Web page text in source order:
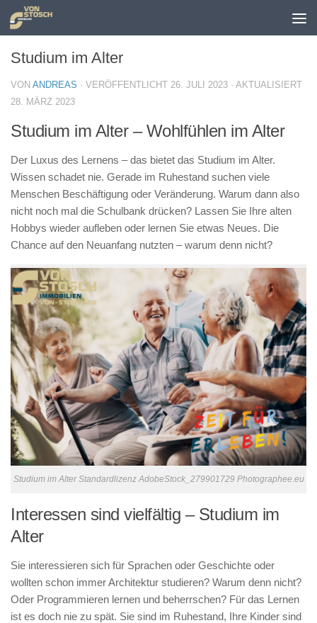
Zum Inhalt springen
Studium im Alter
VON ANDREAS · VERÖFFENTLICHT 26. JULI 2023 · AKTUALISIERT
28. MÄRZ 2023
Studium im Alter – Wohlfühlen im Alter
Der Luxus des Lernens – das bietet das Studium im Alter.
Wissen schadet nie. Gerade im Ruhestand suchen viele
Menschen Beschäftigung oder Veränderung. Warum dann also
nicht noch mal die Schulbank drücken? Lassen Sie Ihre alten
Hobbys wieder aufleben oder lernen Sie etwas Neues. Die
Chance auf den Neuanfang nutzten – warum denn nicht?
Studium im Alter Standardlizenz AdobeStock_279901729 Photographee.eu
Interessen sind vielfältig – Studium im
Alter
Sie interessieren sich für Sprachen oder Geschichte oder
wollten schon immer Architektur studieren? Warum denn nicht?
Oder Programmieren lernen und beherrschen? Für das Lernen
ist es doch nie zu spät. Sie sind im Ruhestand, Ihre Kinder sind